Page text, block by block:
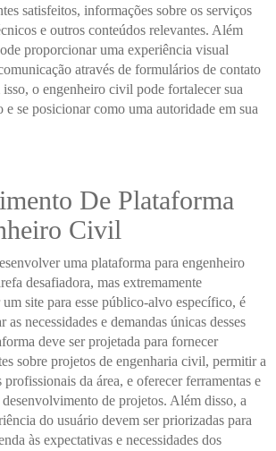
satisfeitos, informações sobre os serviços
e outros conteúdos relevantes. Além
proporcionar uma experiência visual
através de formulários de contato
o engenheiro civil pode fortalecer sua
e se posicionar como uma autoridade em sua
De Plataforma
Civil
uma plataforma para engenheiro
desafiadora, mas extremamente
site para esse público-alvo específico, é
as necessidades e demandas únicas desses
deve ser projetada para fornecer
sobre projetos de engenharia civil, permitir a
da área, e oferecer ferramentas e
de projetos. Além disso, a
do usuário devem ser priorizadas para
às expectativas e necessidades dos